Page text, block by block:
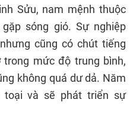
Sửu, nam mệnh thuộc
sóng gió. Sự nghiệp
cũng có chút tiếng
mức độ trung bình,
không quá dư dả. Năm
toại và sẽ phát triển sự